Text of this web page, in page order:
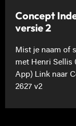
Concept
versie 2
Mist je naam of
met Henri Sellis
App) Link naar
2627 v2